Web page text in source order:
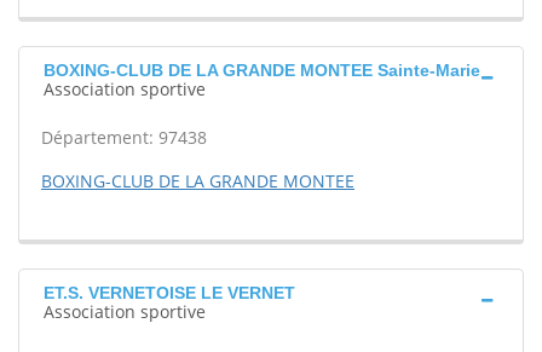
BOXING-CLUB DE LA GRANDE MONTEE Sainte-Marie
Association sportive
Département: 97438
BOXING-CLUB DE LA GRANDE MONTEE
ET.S. VERNETOISE LE VERNET
Association sportive